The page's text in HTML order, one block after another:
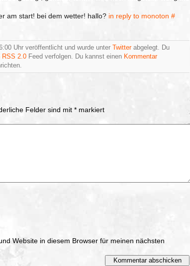
am start! bei dem wetter! hallo? in reply to monoton #
Uhr veröffentlicht und wurde unter Twitterabgelegt. Du
RSS 2.0 Feed verfolgen. Du kannst einen Kommentar
Felder sind mit * markiert
Website in diesem Browser für meinen nächsten